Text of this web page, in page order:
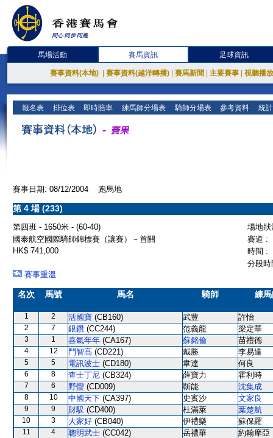
馬場活動 賽馬資訊 足球資訊
賽事資料(本地) 賽事資料(越洋轉播) 賽馬新聞 主要賽事 視聽播
報名表 排位表 即時賠率 練馬師分場表 騎師分場表 參考資料 統
賽事日期: 08/12/2004 跑馬地
第 4 場 (233)
第四班 - 1650米 - (60-40)
場地
國泰航空國際騎師錦標賽（讓賽）－首關
賽道 :
HK$ 741,000
時間 :
分段
賽事重溫
名次 馬號 馬名 騎師 練
1 2 活國寶 (CB160) 武豊 許怡
2 7 銀鑽 (CC244) 范義龍 梁定華
3 1 喜氣年年 (CA167) 蘇銘倫 苗禮德
4 12 鬥智高 (CD221) 戴勝 李易達
5 5 電訊波士 (CD180) 韋達 何良
6 8 查士丁尼 (CB324) 薛寶力 霍利時
7 6 野蠻 (CD009) 靳能 沈集成
8 10 中國天下 (CA397) 史賓沙 文家良
9 9 財馭 (CD400) 杜滿萊 葉楚航
10 3 大家好 (CB040) 伊禮樂 蘇保羅
11 4 聰明武士 (CC042) 岳禮華 約翰摩亞